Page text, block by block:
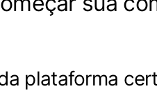
plataforma